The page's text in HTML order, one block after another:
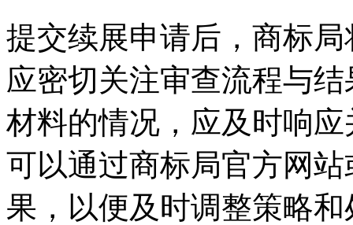
提交续展申请后，商标
应密切关注审查流程与
材料的情况，应及时响
可以通过商标局官方网
果，以便及时调整策略